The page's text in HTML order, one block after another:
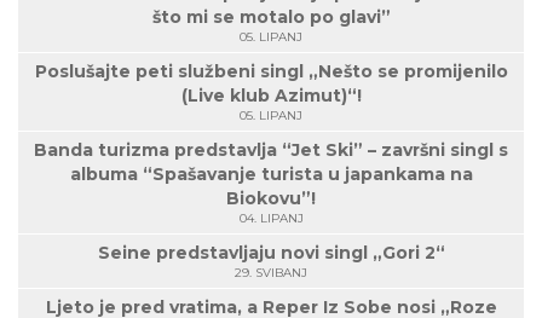
što mi se motalo po glavi”
05. LIPANJ
Poslušajte peti službeni singl „Nešto se promijenilo
(Live klub Azimut)“!
05. LIPANJ
Banda turizma predstavlja “Jet Ski” – završni singl s
albuma “Spašavanje turista u japankama na
Biokovu”!
04. LIPANJ
Seine predstavljaju novi singl „Gori 2“
29. SVIBANJ
Ljeto je pred vratima, a Reper Iz Sobe nosi „Roze